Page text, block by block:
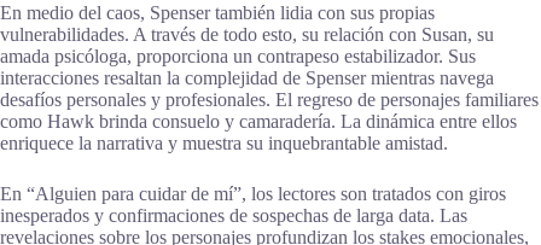
En medio del caos, Spenser también lidia con sus propias
vulnerabilidades. A través de todo esto, su relación con Susan, su
amada psicóloga, proporciona un contrapeso estabilizador. Sus
interacciones resaltan la complejidad de Spenser mientras navega
desafíos personales y profesionales. El regreso de personajes familiares
como Hawk brinda consuelo y camaradería. La dinámica entre ellos
enriquece la narrativa y muestra su inquebrantable amistad.
En “Alguien para cuidar de mí”, los lectores son tratados con giros
inesperados y confirmaciones de sospechas de larga data. Las
revelaciones sobre los personajes profundizan los stakes emocionales,